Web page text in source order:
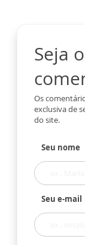
Seja
Os
exclusiva de
do site.
Seu nome
Seu e-mail